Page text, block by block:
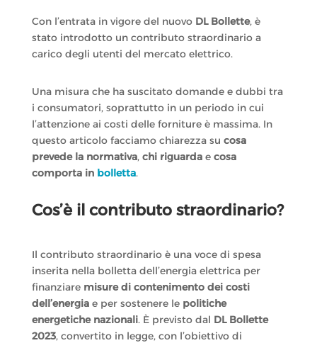
Con l’entrata in vigore del nuovo DL Bollette, è
stato introdotto un contributo straordinario a
carico degli utenti del mercato elettrico.
Una misura che ha suscitato domande e dubbi tra
i consumatori, soprattutto in un periodo in cui
l’attenzione ai costi delle forniture è massima. In
questo articolo facciamo chiarezza su cosa
prevede la normativa, chi riguardae cosa
comporta in bolletta.
Cos’è il contributo straordinario?
Il contributo straordinario è una voce di spesa
inserita nella bolletta dell’energia elettrica per
finanziare misure di contenimento dei costi
dell’energiae per sostenere le politiche
energetiche nazionali. È previsto dal DL Bollette
2023, convertito in legge, con l’obiettivo di